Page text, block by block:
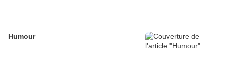
Humour